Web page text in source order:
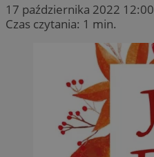
17 października 2022 12:00
Czas czytania: 1 min.